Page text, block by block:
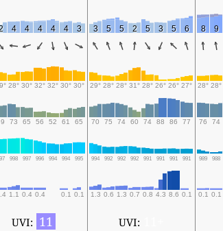
4 4 4 4 4 3 3 5 5 2 5 3 5 6 8 9
28° 30° 32° 32° 30° 30° 29° 28° 28° 31° 28° 26° 26° 27° 28° 28°
73 65 56 52 61 65 70 75 74 60 74 88 86 77 76 74
998 997 996 994 994 995 994 992 992 992 991 991 991 991 989 988
1.1 0.4 0.4 0.1 0.1 1.3 0.6 1.3 0.7 0.8 4.3 8.6 0.1 0.1 0.1
UVI: 11 UVI: